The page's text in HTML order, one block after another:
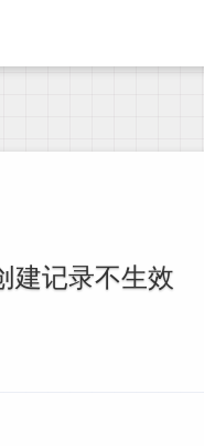
建记录不生效